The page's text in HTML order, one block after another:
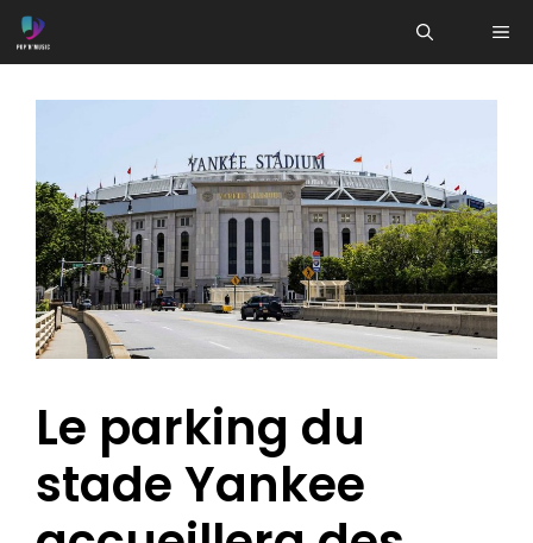
Aller
au
Le parking du
stade Yankee